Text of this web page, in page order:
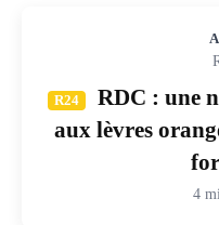
R24
RDC : une
aux lèvres
4